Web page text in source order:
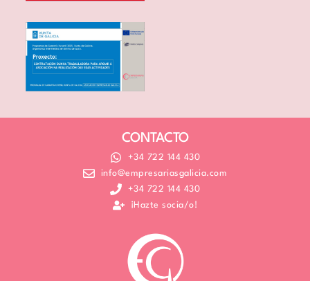
CONTACTO
+34 722 144 430
info@empresariasgalicia.com
+34 722 144 430
¡Hazte socia/o!